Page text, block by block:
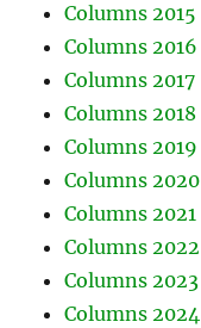
Columns 2015
Columns 2016
Columns 2017
Columns 2018
Columns 2019
Columns 2020
Columns 2021
Columns 2022
Columns 2023
Columns 2024